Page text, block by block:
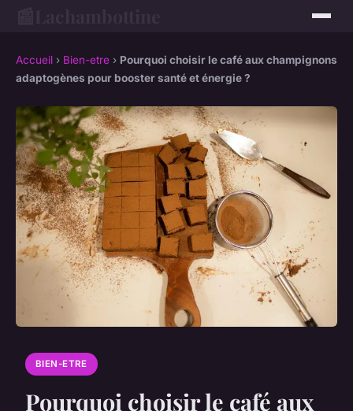
Accueil › Bien-etre › Pourquoi choisir le café aux champignons
adaptogènes pour booster santé et énergie ?
BIEN-ETRE
Pourquoi choisir le café aux